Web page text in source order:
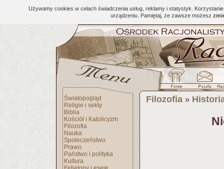
Używamy cookies w celach świadczenia usług, reklamy i statystyk.
urządzeniu. Pamiętaj, że zawsze możesz
Światopogląd
Religie i sekty
Biblia
Kościół i Katolicyzm
Filozofia
Nauka
Społeczeństwo
Prawo
Państwo i polityka
Kultura
Filozofia »